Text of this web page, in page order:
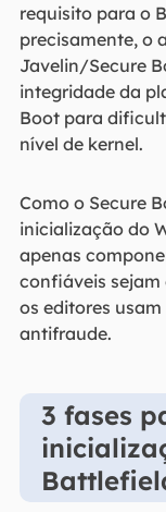
requisito para o
precisamente, o
Javelin/Secure
integridade da
Boot para
nível de kernel.
Como o Secure
inicialização do
apenas
confiáveis
os editores
antifraude.
3 fases